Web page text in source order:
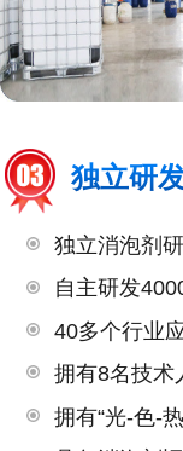
独立研
独立消泡剂
自主研发
40多个行业
拥有8名技术
拥有“光-色-